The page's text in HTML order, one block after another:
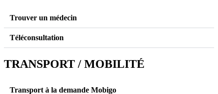
Trouver un médecin
Téléconsultation
TRANSPORT / MOBILITÉ
Transport à la demande Mobigo